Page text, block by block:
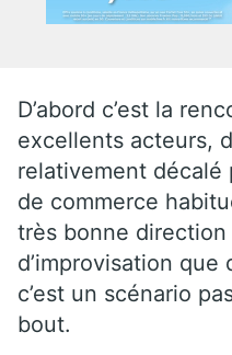
D’abord c’est la
excellents acteurs,
relativement décalé
de commerce
très bonne direction
d’improvisation que
c’est un scénario
bout.